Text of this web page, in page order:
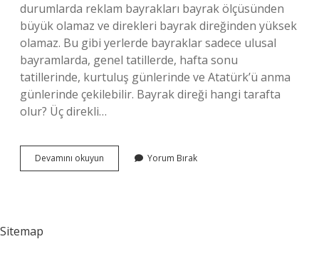
durumlarda reklam bayrakları bayrak ölçüsünden
büyük olamaz ve direkleri bayrak direğinden yüksek
olamaz. Bu gibi yerlerde bayraklar sadece ulusal
bayramlarda, genel tatillerde, hafta sonu
tatillerinde, kurtuluş günlerinde ve Atatürk’ü anma
günlerinde çekilebilir. Bayrak direği hangi tarafta
olur? Üç direkli…
Devamını okuyun
Ne
Yorum Bırak
Sitemap